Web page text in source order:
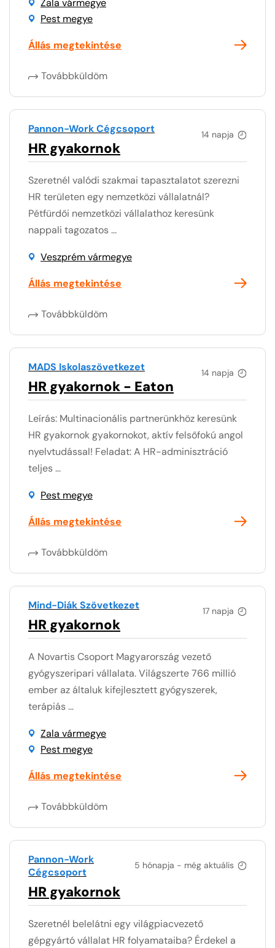
Pest megye
Állás megtekintése
Továbbküldöm
14 napja
Pannon-Work Cégcsoport
HR gyakornok
Szeretnél valódi szakmai tapasztalatot szerezni
HR területen egy nemzetközi vállalatnál?
Pétfürdői nemzetközi vállalathoz keresünk
nappali tagozatos ...
Veszprém vármegye
Állás megtekintése
Továbbküldöm
14 napja
MADS Iskolaszövetkezet
HR gyakornok - Eaton
Leírás: Multinacionális partnerünkhöz keresünk
HR gyakornok gyakornokot, aktív felsőfokú angol
nyelvtudással! Feladat: A HR-adminisztráció
teljes ...
Pest megye
Állás megtekintése
Továbbküldöm
17 napja
Mind-Diák Szövetkezet
HR gyakornok
A Novartis Csoport Magyarország vezető
gyógyszeripari vállalata. Világszerte 766 millió
ember az általuk kifejlesztett gyógyszerek,
terápiás ...
Zala vármegye
Pest megye
Állás megtekintése
Továbbküldöm
5 hónapja - még aktuális
Pannon-Work
Cégcsoport
HR gyakornok
Szeretnél belelátni egy világpiacvezető
gépgyártó vállalat HR folyamataiba? Érdekel a